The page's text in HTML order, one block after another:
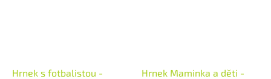
Hrnek s fotbalistou -
Hrnek Maminka a děti -